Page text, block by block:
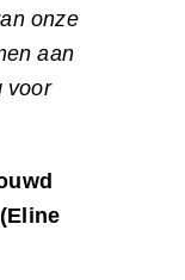
onze
aan
voor